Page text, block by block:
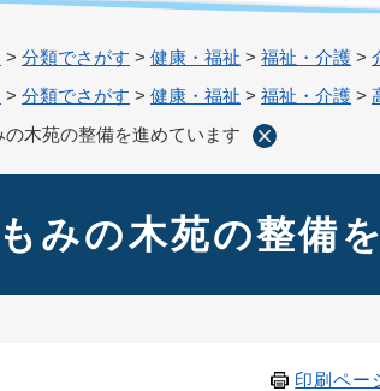
> 分類でさがす > 健康・福祉 > 福祉・介護 >
> 分類でさがす > 健康・福祉 > 福祉・介護 >
の木苑の整備を進めています
みの木苑の整備
印刷ペー